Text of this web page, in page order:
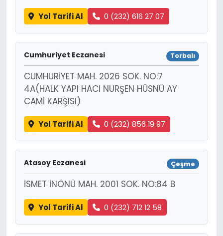
Yol Tarifi Al 0 (232) 616 27 07
Cumhuriyet Eczanesi Torbalı
CUMHURİYET MAH. 2026 SOK. NO:7
4A(HALK YAPI HACI NURŞEN HÜSNÜ AY
CAMİ KARŞISI)
Yol Tarifi Al 0 (232) 856 19 97
Atasoy Eczanesi Çeşme
İSMET İNÖNÜ MAH. 2001 SOK. NO:84 B
Yol Tarifi Al 0 (232) 712 12 58